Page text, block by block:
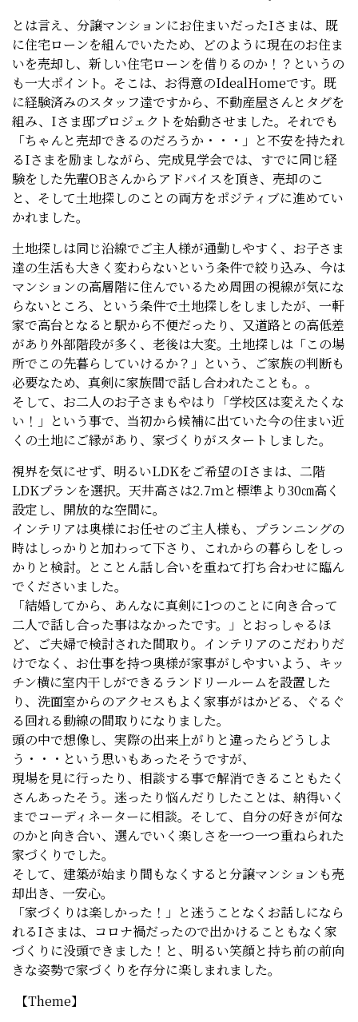
とは言え、分譲マンションにお住まいだったIさまは、既
に住宅ローンを組んでいたため、どのように現在のお住ま
いを売却し、新しい住宅ローンを借りるのか！？というの
も一大ポイント。そこは、お得意のIdealHomeです。既
に経験済みのスタッフ達ですから、不動産屋さんとタグを
組み、Iさま邸プロジェクトを始動させました。それでも
「ちゃんと売却できるのだろうか・・・」と不安を持たれ
るIさまを励ましながら、完成見学会では、すでに同じ経
験をした先輩OBさんからアドバイスを頂き、売却のこ
と、そして土地探しのことの両方をポジティブに進めてい
かれました。
土地探しは同じ沿線でご主人様が通勤しやすく、お子さま
達の生活も大きく変わらないという条件で絞り込み、今は
マンションの高層階に住んでいるため周囲の視線が気にな
らないところ、という条件で土地探しをしましたが、一軒
家で高台となると駅から不便だったり、又道路との高低差
があり外部階段が多く、老後は大変。土地探しは「この場
所でこの先暮らしていけるか？」という、ご家族の判断も
必要なため、真剣に家族間で話し合われたことも。。
そして、お二人のお子さまもやはり「学校区は変えたくな
い！」という事で、当初から候補に出ていた今の住まい近
くの土地にご縁があり、家づくりがスタートしました。
視界を気にせず、明るいLDKをご希望のIさまは、二階
LDKプランを選択。天井高さは2.7ｍと標準より30㎝高く
設定し、開放的な空間に。
インテリアは奥様にお任せのご主人様も、プランニングの
時はしっかりと加わって下さり、これからの暮らしをしっ
かりと検討。とことん話し合いを重ねて打ち合わせに臨ん
でくださいました。
「結婚してから、あんなに真剣に1つのことに向き合って
二人で話し合った事はなかったです。」とおっしゃるほ
ど、ご夫婦で検討された間取り。インテリアのこだわりだ
けでなく、お仕事を持つ奥様が家事がしやすいよう、キッ
チン横に室内干しができるランドリールームを設置した
り、洗面室からのアクセスもよく家事がはかどる、ぐるぐ
る回れる動線の間取りになりました。
頭の中で想像し、実際の出来上がりと違ったらどうしよ
う・・・という思いもあったそうですが、
現場を見に行ったり、相談する事で解消できることもたく
さんあったそう。迷ったり悩んだりしたことは、納得いく
までコーディネーターに相談。そして、自分の好きが何な
のかと向き合い、選んでいく楽しさを一つ一つ重ねられた
家づくりでした。
そして、建築が始まり間もなくすると分譲マンションも売
却出き、一安心。
「家づくりは楽しかった！」と迷うことなくお話しになら
れるIさまは、コロナ禍だったので出かけることもなく家
づくりに没頭できました！と、明るい笑顔と持ち前の前向
きな姿勢で家づくりを存分に楽しまれました。
【Theme】